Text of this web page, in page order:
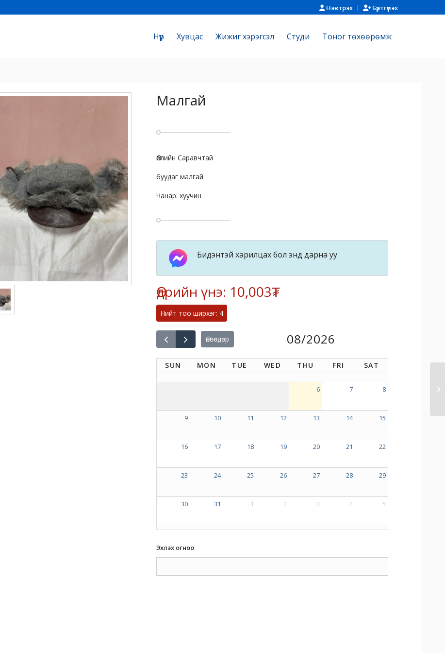
Нэвтрэх Бүртгүүлэх
Нүүр Хувцас Жижиг хэрэгсэл Cтуди Тоног төхөөрөмж
Малгай
Өвлийн Саравчтай
буудаг малгай
Чанар: хуучин
Бидэнтэй харилцах бол энд дарна уу
Өдрийн үнэ: 10,003₮
Нийт тоо ширхэг: 4
Өнөөдөр 08/2026
SUN MON TUE WED THU FRI SAT
6 7 8
9 10 11 12 13 14 15
16 17 18 19 20 21 22
23 24 25 26 27 28 29
30 31 1 2 3 4 5
Эхлэх огноо